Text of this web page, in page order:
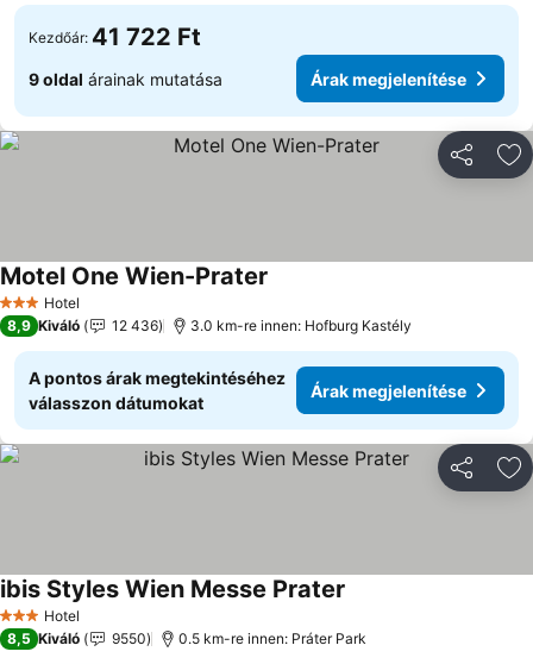
Kezdőár: 41 722 Ft
9 oldal árainak mutatása Árak megjelenítése
3 Kategória
Hotel
Motel One Wien-Prater
8,9 Kiváló 12 436 3.0 km-re innen: Hofburg Kastély
A pontos árak megtekintéséhez
válasszon dátumokat
Árak megjelenítése
3 Kategória
Hotel
ibis Styles Wien Messe Prater
8,5 Kiváló 9550 0.5 km-re innen: Práter Park